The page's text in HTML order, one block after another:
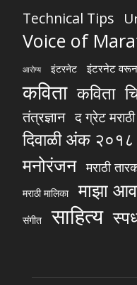
Technical Tips
Voice of
आरोग्य इंटरनेट इंटरनेट
कविता कविता
तंत्रज्ञान द ग्रेट मराठी
दिवाळी अंक २०१८
मनोरंजन मराठी
मराठी मालिका माझा
संगीत साहित्य